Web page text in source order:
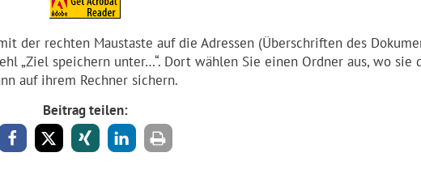
der rechten Maustaste auf die Adressen (Überschriften des
„Ziel speichern unter…“. Dort wählen Sie einen Ordner aus, wo sie
auf ihrem Rechner sichern.
Beitrag teilen: